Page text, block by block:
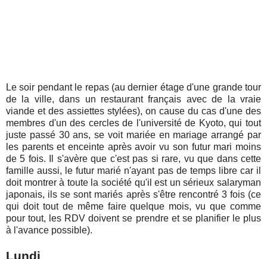
Le soir pendant le repas (au dernier étage d'une grande tour
de la ville, dans un restaurant français avec de la vraie
viande et des assiettes stylées), on cause du cas d'une des
membres d'un des cercles de l'université de Kyoto, qui tout
juste passé 30 ans, se voit mariée en mariage arrangé par
les parents et enceinte après avoir vu son futur mari moins
de 5 fois. Il s'avère que c'est pas si rare, vu que dans cette
famille aussi, le futur marié n'ayant pas de temps libre car il
doit montrer à toute la société qu'il est un sérieux salaryman
japonais, ils se sont mariés après s'être rencontré 3 fois (ce
qui doit tout de même faire quelque mois, vu que comme
pour tout, les RDV doivent se prendre et se planifier le plus
à l'avance possible).
Lundi